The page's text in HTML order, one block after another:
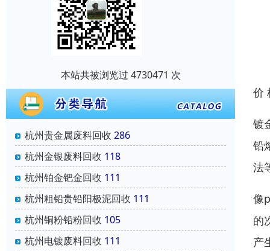
本站共被浏览过 4730471 次
杭州贵金属废料回收 286
杭州金银废料回收 118
杭州铂金钯金回收 111
杭州粗铅贵铅阳极泥回收 111
杭州铜粉铅粉回收 105
杭州电镀废料回收 111
价
镀
铅
法
像
的
产